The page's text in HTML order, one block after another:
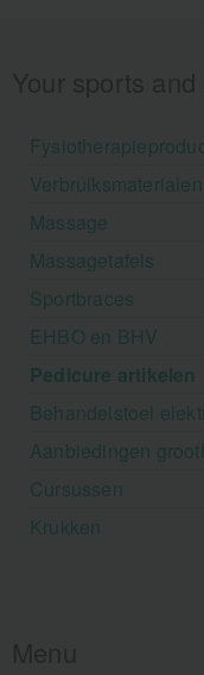
Verbruiksmaterialen
Massage
Massagetafels
Sportbraces
EHBO en BHV
Pedicure artikelen
Behandelstoel
Aanbiedingen
Cursussen
Krukken